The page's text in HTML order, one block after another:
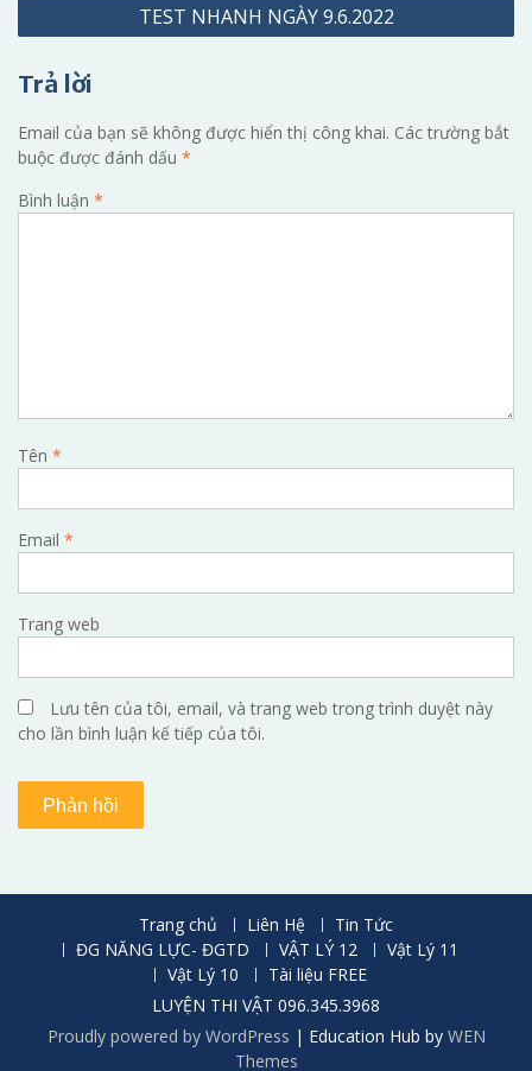
TEST NHANH NGÀY 9.6.2022
Trả lời
Email của bạn sẽ không được hiển thị công khai. Các trường bắt
buộc được đánh dấu *
Bình luận *
Tên *
Email *
Trang web
Lưu tên của tôi, email, và trang web trong trình duyệt này
cho lần bình luận kế tiếp của tôi.
Trang chủ Liên Hệ
Tin Tức
ĐG NĂNG LỰC- ĐGTD
VẬT LÝ 12
Vật Lý 11
Vật Lý 10
Tài liệu FREE
LUYỆN THI VẬT 096.345.3968
Proudly powered by WordPress | Education Hub by WEN
Themes